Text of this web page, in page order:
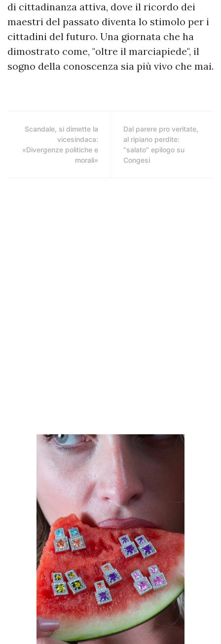
di cittadinanza attiva, dove il ricordo dei
maestri del passato diventa lo stimolo per i
cittadini del futuro. Una giornata che ha
dimostrato come, "oltre il marciapiede", il
sogno della conoscenza sia più vivo che mai.
Scandale, si dimette la
vicesindaca:
«Divergenze politiche e
morali»
Dal parere pro veritate,
al ripiano perdite:
"salato" epilogo su
Congesi